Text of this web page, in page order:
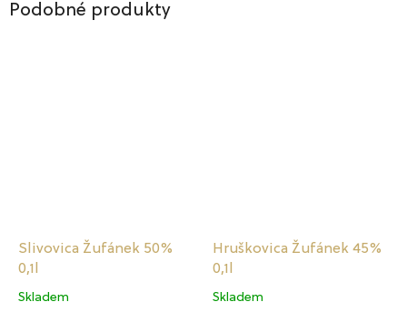
Podobné produkty
Slivovica Žufánek 50%
0,1l
Průměrné
Skladem
Hruškovica Žufánek 45%
0,1l
Průměrné
Skladem